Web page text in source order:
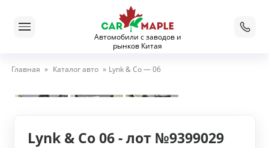
Автомобили с заводов и
рынков Китая
Главная » Каталог авто » Lynk & Co — 06
Lynk & Co 06 - лот №9399029